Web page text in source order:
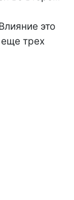
это
еще трех